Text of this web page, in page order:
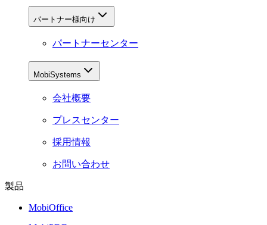
パートナー様向け
パートナーセンター
MobiSystems
会社概要
プレスセンター
採用情報
お問い合わせ
製品
MobiOffice